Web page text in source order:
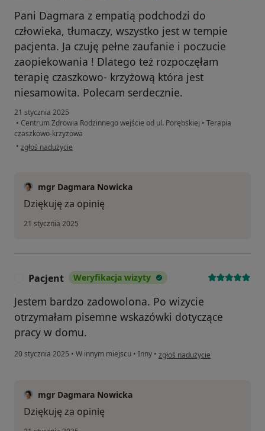
Pani Dagmara z empatią podchodzi do
człowieka, tłumaczy, wszystko jest w tempie
pacjenta. Ja czuję pełne zaufanie i poczucie
zaopiekowania ! Dlatego też rozpoczęłam
terapię czaszkowo- krzyżową która jest
niesamowita. Polecam serdecznie.
21 stycznia 2025
• Centrum Zdrowia Rodzinnego wejście od ul. Porębskiej • Terapia
czaszkowo-krzyżowa
• w opinii użytkownika Katarzyna
zgłoś nadużycie
mgr Dagmara Nowicka
Dziękuję za opinię
21 stycznia 2025
Pacjent Weryfikacja wizyty
Jestem bardzo zadowolona. Po wizycie
otrzymałam pisemne wskazówki dotyczące
pracy w domu.
20 stycznia 2025 • W innym miejscu • Inny • w opinii użytkownika Pacjent
zgłoś nadużycie
mgr Dagmara Nowicka
Dziękuję za opinię